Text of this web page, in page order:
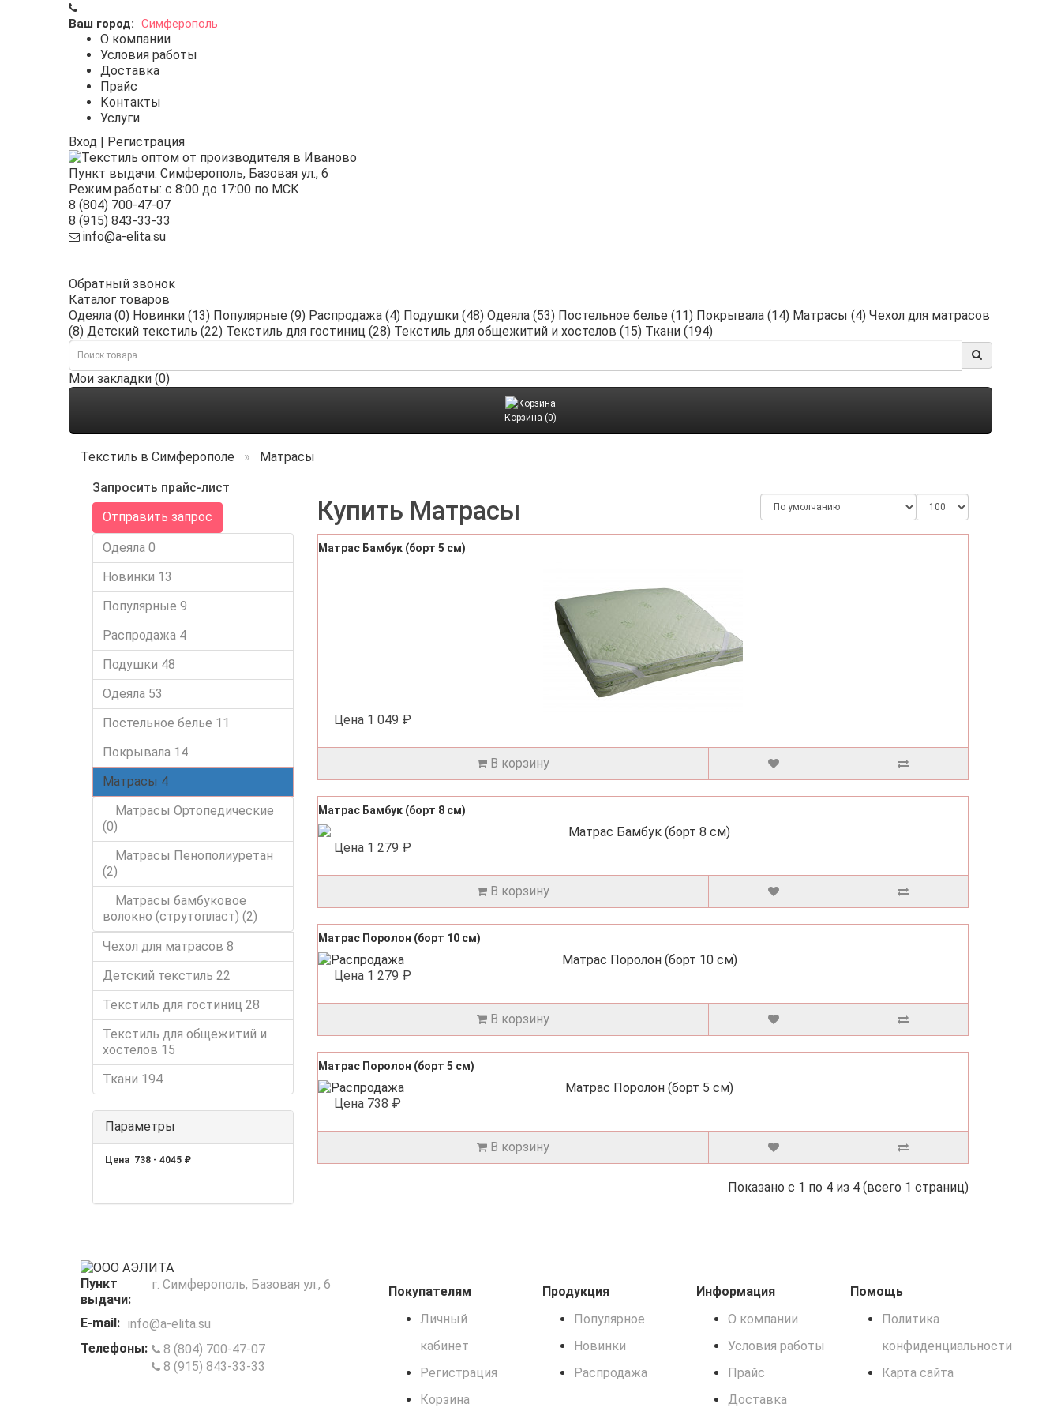
Ваш город: Симферополь
О компании
Условия работы
Доставка
Прайс
Контакты
Услуги
Вход | Регистрация
Пункт выдачи: Симферополь, Базовая ул., 6
Режим работы: с 8:00 до 17:00 по МСК
8 (804) 700-47-07
8 (915) 843-33-33
info@a-elita.su
Обратный звонок
Каталог товаров
Одеяла (0) Новинки (13) Популярные (9) Распродажа (4) Подушки (48) Одеяла (53) Постельное белье (11) Покрывала (14) Матрасы (4) Чехол для матрасов
(8) Детский текстиль (22) Текстиль для гостиниц (28) Текстиль для общежитий и хостелов (15) Ткани (194)
Мои закладки (0)
Корзина (0)
Текстиль в Симферополе Матрасы
Запросить прайс-лист
Отправить запрос
Одеяла 0
Новинки 13
Популярные 9
Распродажа 4
Подушки 48
Одеяла 53
Постельное белье 11
Покрывала 14
Матрасы 4
Матрасы Ортопедические
(0)
Матрасы Пенополиуретан
(2)
Матрасы бамбуковое
волокно (струтопласт) (2)
Чехол для матрасов 8
Детский текстиль 22
Текстиль для гостиниц 28
Текстиль для общежитий и
хостелов 15
Ткани 194
Параметры
Цена 738 - 4045 ₽
Купить Матрасы
Матрас Бамбук (борт 5 см)
Цена 1 049 ₽
В корзину
Матрас Бамбук (борт 8 см)
Цена 1 279 ₽
В корзину
Матрас Поролон (борт 10 см)
Цена 1 279 ₽
В корзину
Матрас Поролон (борт 5 см)
Цена 738 ₽
В корзину
Показано с 1 по 4 из 4 (всего 1 страниц)
Пункт
выдачи:
г. Симферополь, Базовая ул., 6
E-mail: info@a-elita.su
Телефоны:
8 (804) 700-47-07
8 (915) 843-33-33
Покупателям
Личный
кабинет
Регистрация
Корзина
Продукция
Популярное
Новинки
Распродажа
Информация
О компании
Условия работы
Прайс
Доставка
Помощь
Политика
конфиденциальности
Карта сайта